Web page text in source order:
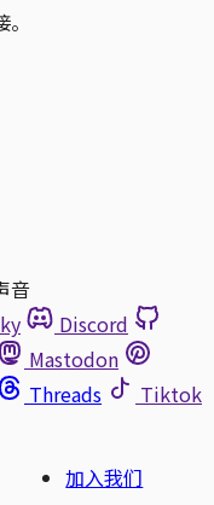
音
Discord
Mastodon
Threads
Tiktok
加入我们